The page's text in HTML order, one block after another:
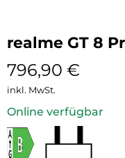
realme GT 8
796,90 €
inkl. MwSt.
Online verfügbar